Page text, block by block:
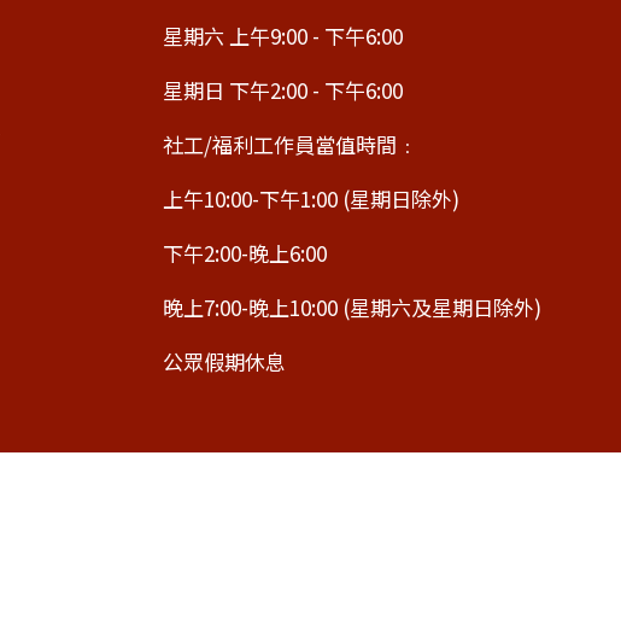
星期六 上午9:00 - 下午6:00
星期日 下午2:00 - 下午6:00
社工/福利工作員當值時間﹕
上午10:00-下午1:00 (星期日除外)
下午2:00-晚上6:00
晚上7:00-晚上10:00 (星期六及星期日除外)
公眾假期休息